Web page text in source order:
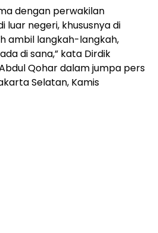
dengan perwakilan
luar negeri, khususnya di
ambil langkah-langkah,
di sana,” kata Dirdik
Qohar dalam jumpa pers
Selatan, Kamis